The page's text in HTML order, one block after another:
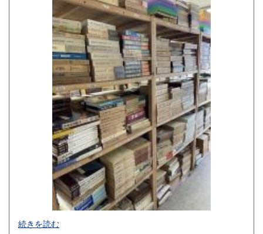
800円 長崎県
800円 大分県
800円 鹿児島県
1,500円
-
続きを読む